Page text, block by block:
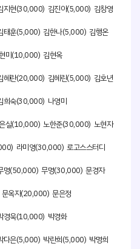
현(30,000) 김진아(5,000) 김창영
훈(5,000) 김한나(5,000) 김행온
미(10,000) 김현옥
란(20,000) 김혜린(5,000) 김호년
숙(30,000) 나영미
실(10,000) 노한준(30,000) 노현자
라미영(30,000) 로고스스터디
(50,000) 무명(30,000) 문경자
옥자(20,000) 문은정
욱(10,000) 박경화
은(5,000) 박란희(5,000) 박명희